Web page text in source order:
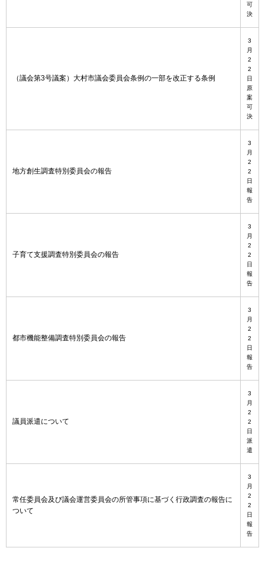
可
決
（議会第3号議案）大村市議会委員会条例の一部を改正する条例
3
月
2
2
日
原
案
可
決
地方創生調査特別委員会の報告
3
月
2
2
日
報
告
子育て支援調査特別委員会の報告
3
月
2
2
日
報
告
都市機能整備調査特別委員会の報告
3
月
2
2
日
報
告
議員派遣について
3
月
2
2
日
派
遣
常任委員会及び議会運営委員会の所管事項に基づく行政調査の報告に
ついて
3
月
2
2
日
報
告